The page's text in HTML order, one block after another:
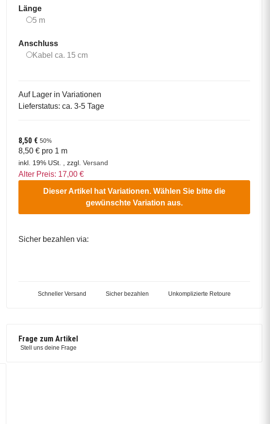
Länge
5 m5 m
Anschluss
Kabel ca. 15 cmKabel ca. 15 cm
Auf Lager in Variationen
Lieferstatus: ca. 3-5 Tage
8,50 € 50%
8,50 € pro 1 m
inkl. 19% USt. , zzgl. Versand
Alter Preis: 17,00 €
Dieser Artikel hat Variationen. Wählen Sie bitte die
gewünschte Variation aus.
Sicher bezahlen via:
Schneller Versand Sicher bezahlen Unkomplizierte Retoure
Frage zum Artikel
Stell uns deine Frage